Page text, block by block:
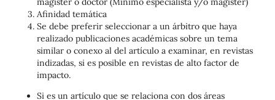
Afinidad temática
Se debe preferir seleccionar a un árbitro que haya
realizado publicaciones académicas sobre un tema
similar o conexo al del artículo a examinar, en revistas
indizadas, si es posible en revistas de alto factor de
impacto.
Si es un artículo que se relaciona con dos áreas